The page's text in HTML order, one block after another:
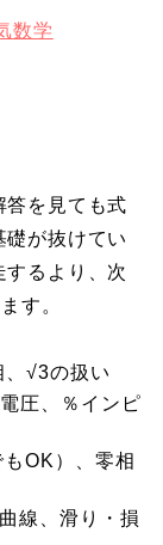
数学
答を見ても式
が抜けてい
するより、次
す。
√3の扱い
圧、％インピ
OK）、零相
線、滑り・損